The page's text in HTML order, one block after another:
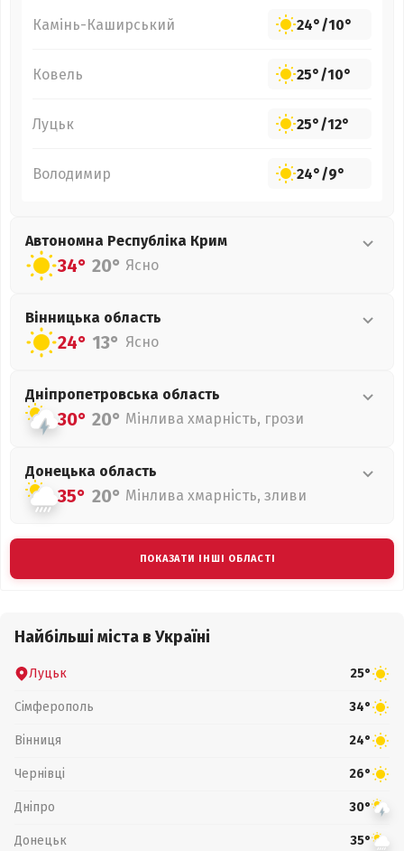
Камінь-Каширський 24°/10°
Ковель 25°/10°
Луцьк 25°/12°
Володимир 24°/9°
Автономна Республіка Крим
34° 20° Ясно
Вінницька область
24° 13° Ясно
Дніпропетровська область
30° 20° Мінлива хмарність, грози
Донецька область
35° 20° Мінлива хмарність, зливи
ПОКАЗАТИ ІНШІ ОБЛАСТІ
Найбільші міста в Україні
Луцьк 25°
Сімферополь 34°
Вінниця 24°
Чернівці 26°
Дніпро 30°
Донецьк 35°